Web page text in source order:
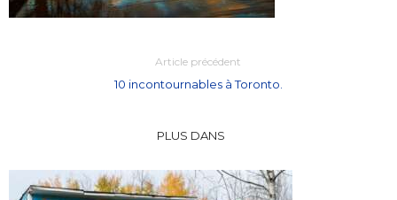
Article précédent
10 incontournables à Toronto.
PLUS DANS